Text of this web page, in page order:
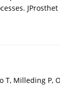
JProsthet
T, Milleding P,